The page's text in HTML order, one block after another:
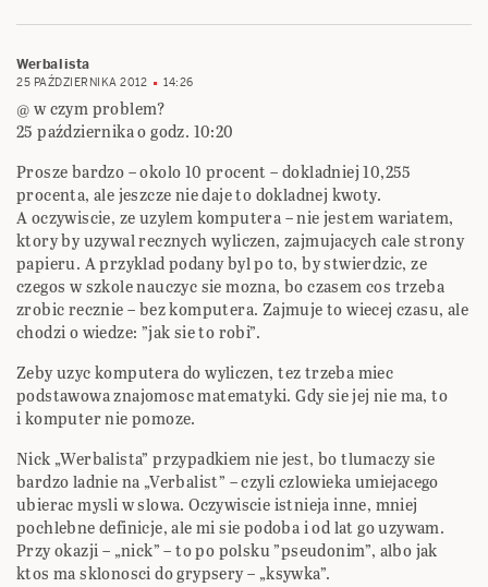
Werbalista
25 PAŹDZIERNIKA 2012 14:26
@ w czym problem?
25 października o godz. 10:20
Prosze bardzo – okolo 10 procent – dokladniej 10,255
procenta, ale jeszcze nie daje to dokladnej kwoty.
A oczywiscie, ze uzylem komputera – nie jestem wariatem,
ktory by uzywal recznych wyliczen, zajmujacych cale strony
papieru. A przyklad podany byl po to, by stwierdzic, ze
czegos w szkole nauczyc sie mozna, bo czasem cos trzeba
zrobic recznie – bez komputera. Zajmuje to wiecej czasu, ale
chodzi o wiedze: ”jak sie to robi”.
Zeby uzyc komputera do wyliczen, tez trzeba miec
podstawowa znajomosc matematyki. Gdy sie jej nie ma, to
i komputer nie pomoze.
Nick „Werbalista” przypadkiem nie jest, bo tlumaczy sie
bardzo ladnie na „Verbalist” – czyli czlowieka umiejacego
ubierac mysli w slowa. Oczywiscie istnieja inne, mniej
pochlebne definicje, ale mi sie podoba i od lat go uzywam.
Przy okazji – „nick” – to po polsku ”pseudonim”, albo jak
ktos ma sklonosci do grypsery – „ksywka”.